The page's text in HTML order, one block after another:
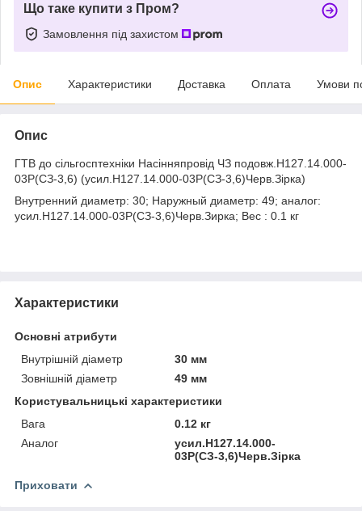
Що таке купити з Пром?
Замовлення під захистом
Опис Характеристики Доставка Оплата Умови
Опис
ГТВ до сільгосптехніки Насінняпровід ЧЗ подовж.Н127.14.000-
03Р(СЗ-3,6) (усил.Н127.14.000-03Р(СЗ-3,6)Черв.Зірка)
Внутренний диаметр: 30; Наружный диаметр: 49; аналог:
усил.Н127.14.000-03Р(СЗ-3,6)Черв.Зирка; Вес : 0.1 кг
Характеристики
Основні атрибути
Внутрішній діаметр
30 мм
Зовнішній діаметр
49 мм
Користувальницькі характеристики
Вага
0.12 кг
Аналог
усил.Н127.14.000-
03Р(СЗ-3,6)Черв.Зірка
Приховати